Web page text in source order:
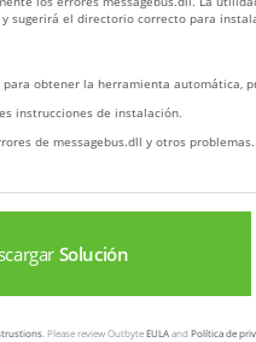
sugerirá el directorio correcto para
para obtener la herramienta automática,
instrucciones de instalación.
de messagebus.dll y otros problemas.
Solución
. Please review OutbyteEULAandPolítica de